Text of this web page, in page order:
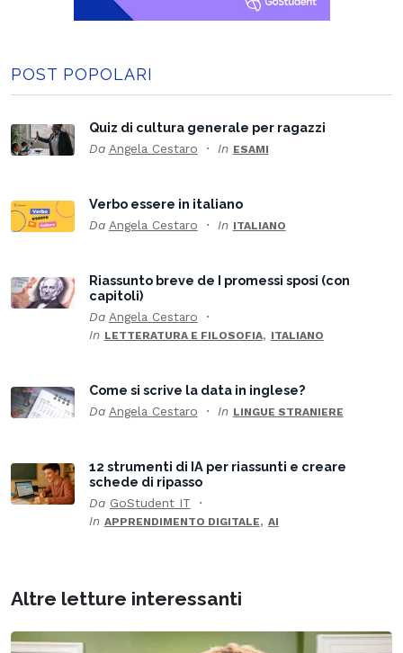
POST POPOLARI
Quiz di cultura generale per ragazzi
Da Angela Cestaro In ESAMI
Verbo essere in italiano
Da Angela Cestaro In ITALIANO
Riassunto breve de I promessi sposi (con
capitoli)
Da Angela Cestaro
In LETTERATURA E FILOSOFIA, ITALIANO
Come si scrive la data in inglese?
Da Angela Cestaro In LINGUE STRANIERE
12 strumenti di IA per riassunti e creare
schede di ripasso
Da GoStudent IT
In APPRENDIMENTO DIGITALE, AI
Altre letture interessanti